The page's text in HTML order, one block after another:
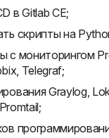
в Gitlab CE;
скрипты на
с мониторингом
Telegraf;
Graylog,